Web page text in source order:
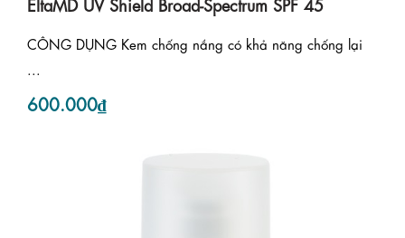
CÔNG DỤNG Kem chống nắng có khả năng chống lại
...
600.000₫